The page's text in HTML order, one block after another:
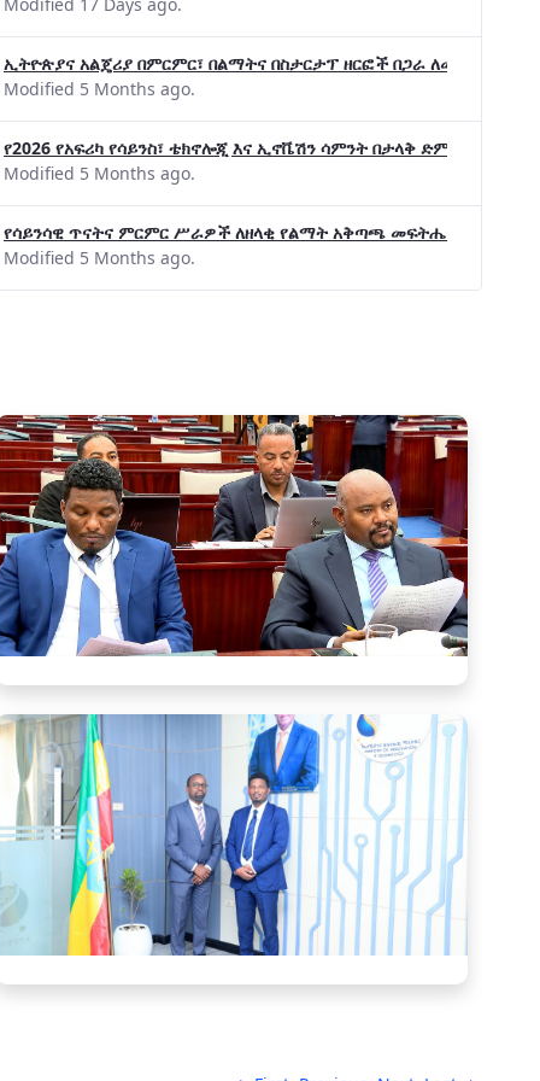
ኢትዮጵያና አልጄሪያ በምርምር፣ በልማትና በስታርታፕ ዘርፎች በጋራ ለመስራት መከሩ፡፡
Modified 5 Months ago.
የ2026 የአፍሪካ የሳይንስ፣ ቴክኖሎጂ እና ኢኖቬሽን ሳምንት በታላቅ ድምቀት
Modified 5 Months ago.
የሳይንሳዊ ጥናትና ምርምር ሥራዎች ለዘላቂ የልማት አቅጣጫ መፍትሔ ጠቋሚ
Modified 5 Months ago.